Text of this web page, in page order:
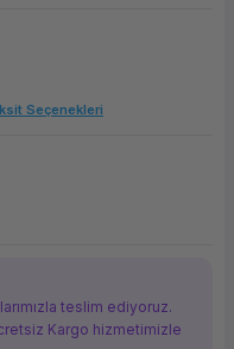
PC
Seçenekleri
teslim ediyoruz.
Kargo hizmetimizle